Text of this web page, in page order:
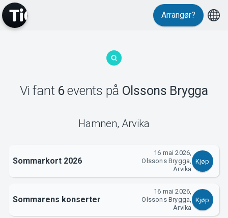
MyTickster
Arrangør?
Vi fant 6events på Olssons Brygga
Hamnen, Arvika
Sommarkort 2026
16 mai 2026,
Olssons Brygga,
Arvika
Kjøp
Sommarens konserter
16 mai 2026,
Olssons Brygga,
Arvika
Kjøp